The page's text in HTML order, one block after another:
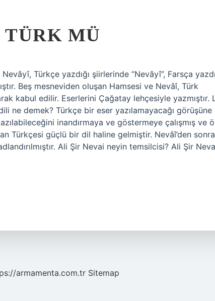
MÜ
Türkçe yazdığı şiirlerinde “Nevâyî”, Farsça
Beş mesneviden oluşan Hamsesi ve Nevâî, Türk
kabul edilir. Eserlerini Çağatay lehçesiyle yazmıştır.
ne demek? Türkçe bir eser yazılamayacağı görüşüne
inandırmaya ve göstermeye çalışmış ve
Türkçesi güçlü bir dil haline gelmiştir. Nevâî’den sonra
Ali Şir Nevai neyin temsilcisi? Ali Şir
armamenta.com.tr Sitemap